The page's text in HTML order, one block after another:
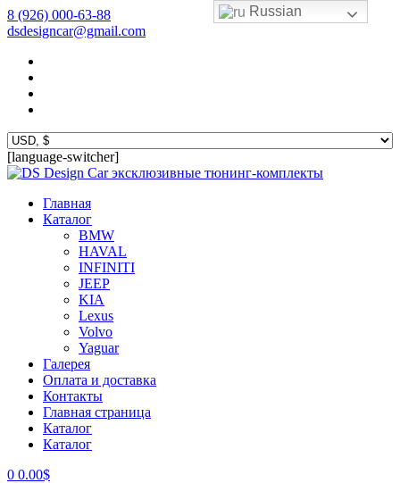
8 (926) 000-63-88
dsdesigncar@gmail.com
[language-switcher]
эксклюзивные тюнинг-комплекты
Главная
Каталог
BMW
HAVAL
INFINITI
JEEP
KIA
Lexus
Volvo
Yaguar
Галерея
Оплата и доставка
Контакты
Главная страница
Каталог
Каталог
0 0.00$
Russian